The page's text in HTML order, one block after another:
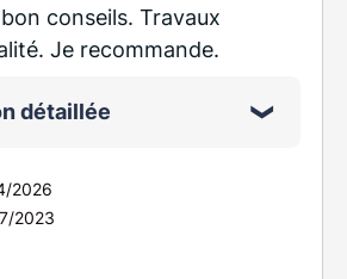
conseils. Travaux
Je recommande.
détaillée
2026
2023